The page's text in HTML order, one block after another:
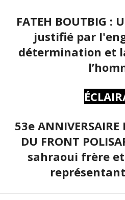
FATEH BOUTBIG
justifié par
détermination et
53e ANNIVERSAIRE
DU FRONT
sahraoui frère